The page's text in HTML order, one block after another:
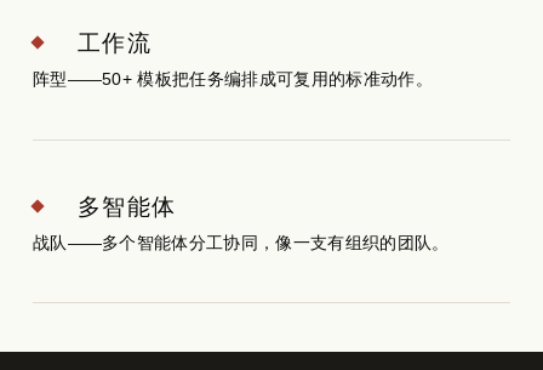
工作流
阵型——50+ 模板把任务编排成可复用的标准动作。
多智能体
战队——多个智能体分工协同，像一支有组织的团队。